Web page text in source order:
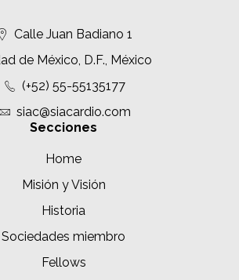
Calle Juan Badiano 1
de México, D.F., México
(+52) 55-55135177
siac@siacardio.com
Secciones
Home
Misión y Visión
Historia
Sociedades miembro
Fellows